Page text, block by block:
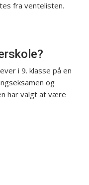
fra ventelisten.
i 9. klasse på en
og
har valgt at være